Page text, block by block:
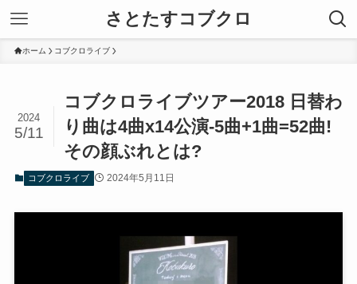
さとたすコブクロ
ホーム コブクロライブ
コブクロライブツアー2018 日替わ
り曲は4曲x14公演-5曲+1曲=52曲!
その顔ぶれとは?
2024
5/11
コブクロライブ 2024年5月11日